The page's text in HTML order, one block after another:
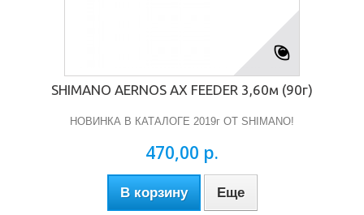
SHIMANO AERNOS AX FEEDER 3,60м (90г)
НОВИНКА В КАТАЛОГЕ 2019г ОТ SHIMANO!
470,00 р.
В корзину Еще